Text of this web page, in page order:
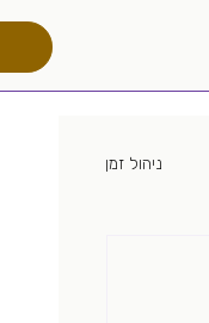
ניהול זמן